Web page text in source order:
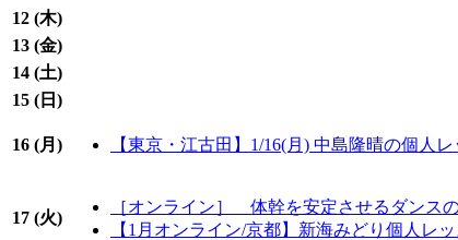
12 (木)
13 (金)
14 (土)
15 ( 日 )
16 (月 ) 【東京・江古田】1/16(月) 中島隆晴の個人
17 (火)
［オンライン］ 体幹を安定させるダンス
【1月オンライン/京都】新海みどり個人レ